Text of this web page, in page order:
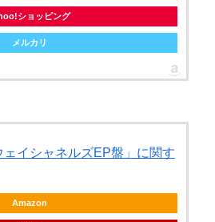
ショッピング
メルカリ
イシャネルズEP盤」に関す
Amazon